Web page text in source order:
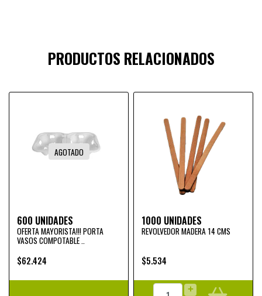
PRODUCTOS RELACIONADOS
AGOTADO
600 UNIDADES
OFERTA MAYORISTA!!! PORTA
VASOS COMPOTABLE ..
$62.424
1000 UNIDADES
REVOLVEDOR MADERA 14 CMS
$5.534
+